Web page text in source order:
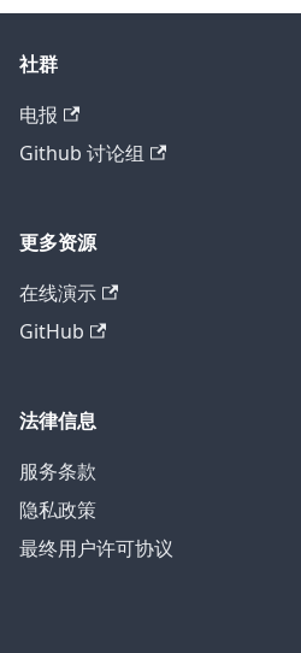
社群
电报
Github 讨论组
更多资源
在线演示
GitHub
法律信息
服务条款
隐私政策
最终用户许可协议